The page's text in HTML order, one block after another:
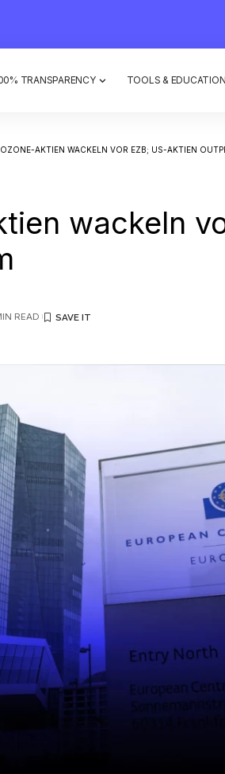
TRANSPARENCY TOOLS & EDUCATION
AKTIEN WACKELN VOR EZB; US-AKTIEN
wackeln
READ